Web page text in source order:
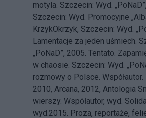
motyla. Szczecin: Wyd.
Szczecin: Wyd. Promocyjne
KrzykOkrzyk, Szczecin: Wyd.
Lamentacje za jeden uśmiech.
„PoNaD”, 2005. Tentato.
w chaosie. Szczecin: Wyd.
rozmowy o Polsce.
2010, Arcana, 2012, Antologia
wierszy. Współautor, wyd.
wyd.2015. Proza, reportaże,